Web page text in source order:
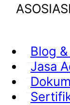
Blog
Jasa